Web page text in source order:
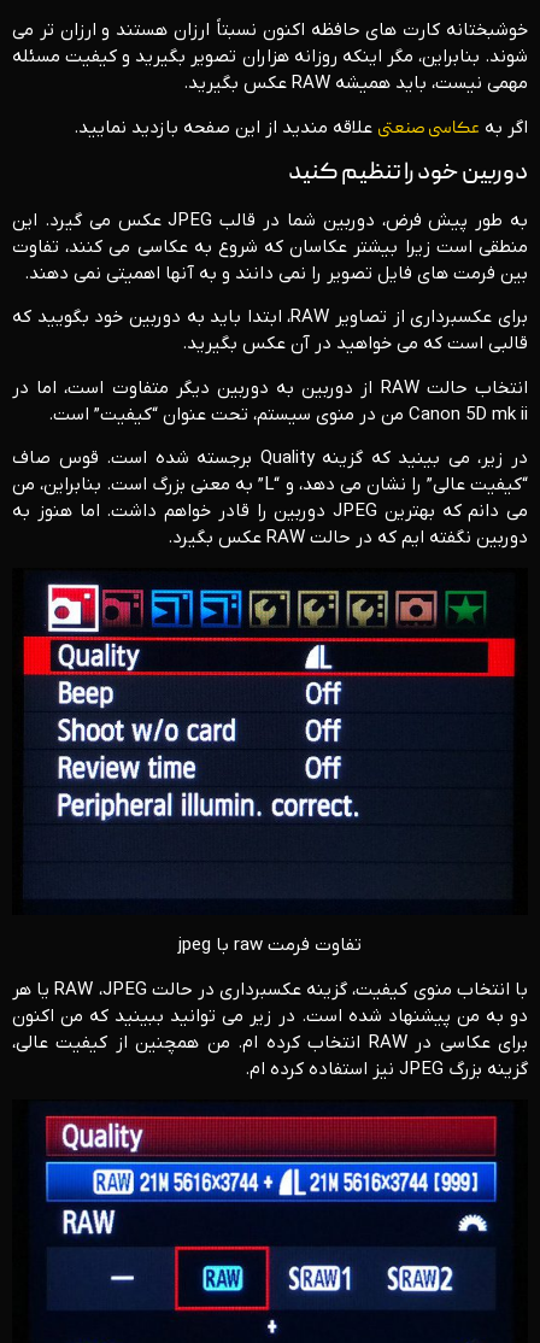
خوشبختانه کارت های حافظه اکنون نسبتاً ارزان هستند و ارزان تر می
شوند. بنابراین، مگر اینکه روزانه هزاران تصویر بگیرید و کیفیت مسئله
مهمی نیست، باید همیشه RAW عکس بگیرید.
اگر به عکاسی صنعتی علاقه مندید از این صفحه بازدید نمایید.
دوربین خود را تنظیم کنید
به طور پیش فرض، دوربین شما در قالب JPEG عکس می گیرد. این
منطقی است زیرا بیشتر عکاسان که شروع به عکاسی می کنند، تفاوت
بین فرمت های فایل تصویر را نمی دانند و به آنها اهمیتی نمی دهند.
برای عکسبرداری از تصاویر RAW، ابتدا باید به دوربین خود بگویید که
قالبی است که می خواهید در آن عکس بگیرید.
انتخاب حالت RAW از دوربین به دوربین دیگر متفاوت است، اما در
Canon 5D mk ii من در منوی سیستم، تحت عنوان “کیفیت” است.
در زیر، می بینید که گزینه Quality برجسته شده است. قوس صاف
“کیفیت عالی” را نشان می دهد، و “L” به معنی بزرگ است. بنابراین، من
می دانم که بهترین JPEG دوربین را قادر خواهم داشت. اما هنوز به
دوربین نگفته ایم که در حالت RAW عکس بگیرد.
تفاوت فرمت raw با jpeg
با انتخاب منوی کیفیت، گزینه عکسبرداری در حالت RAW ،JPEG یا هر
دو به من پیشنهاد شده است. در زیر می توانید ببینید که من اکنون
برای عکاسی در RAW انتخاب کرده ام. من همچنین از کیفیت عالی،
گزینه بزرگ JPEG نیز استفاده کرده ام.